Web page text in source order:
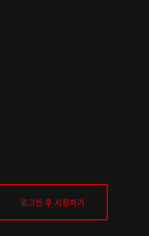
로그인 후 시청하기